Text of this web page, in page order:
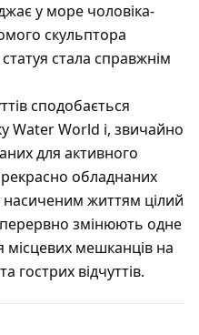
у море чоловіка-
скульптора
стала справжнім
сподобається
Water World і, звичайно
для активного
обладнаних
життям цілий
змінюють одне
мешканців на
гострих відчуттів.